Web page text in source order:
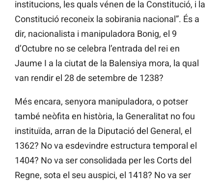
institucions, les quals vénen de la Constitució, i la
Constitució reconeix la sobirania nacional”. És a
dir, nacionalista i manipuladora Bonig, el 9
d’Octubre no se celebra l’entrada del rei en
Jaume I a la ciutat de la Balensiya mora, la qual
van rendir el 28 de setembre de 1238?
Més encara, senyora manipuladora, o potser
també neòfita en història, la Generalitat no fou
instituïda, arran de la Diputació del General, el
1362? No va esdevindre estructura temporal el
1404? No va ser consolidada per les Corts del
Regne, sota el seu auspici, el 1418? No va ser